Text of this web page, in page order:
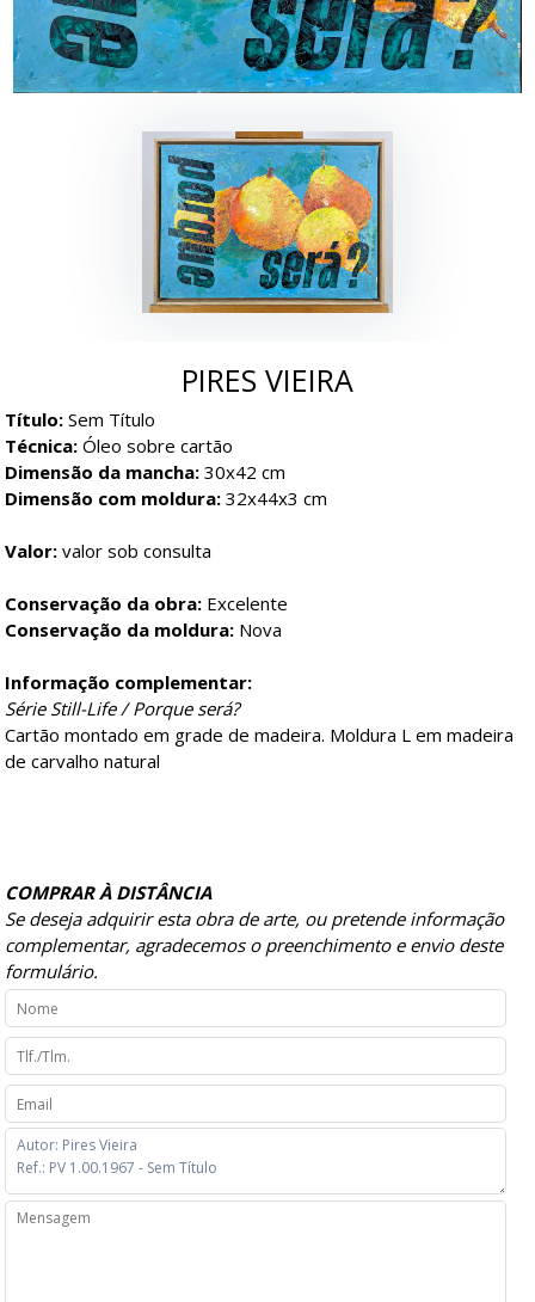
PIRES VIEIRA
Título:Sem Título
Técnica:Óleo sobre cartão
Dimensão da mancha:30x42 cm
Dimensão com moldura:32x44x3 cm
Valor:valor sob consulta
Conservação da obra: Excelente
Conservação da moldura: Nova
Informação complementar:
Série Still-Life / Porque será?
Cartão montado em grade de madeira. Moldura L em madeira
de carvalho natural
COMPRAR À DISTÂNCIA
Se deseja adquirir esta obra de arte, ou pretende informação
complementar, agradecemos o preenchimento e envio deste
formulário.